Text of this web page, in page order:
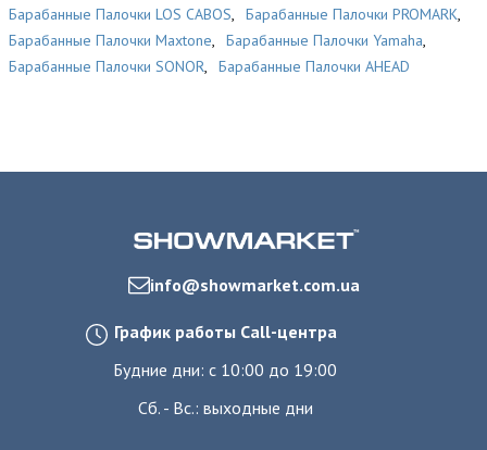
Барабанные Палочки LOS CABOS, Барабанные Палочки PROMARK,
Барабанные Палочки Maxtone, Барабанные Палочки Yamaha,
Барабанные Палочки SONOR, Барабанные Палочки AHEAD
info@showmarket.com.ua
График работы Call-центра
Будние дни: с 10:00 до 19:00
Сб. - Вс.: выходные дни